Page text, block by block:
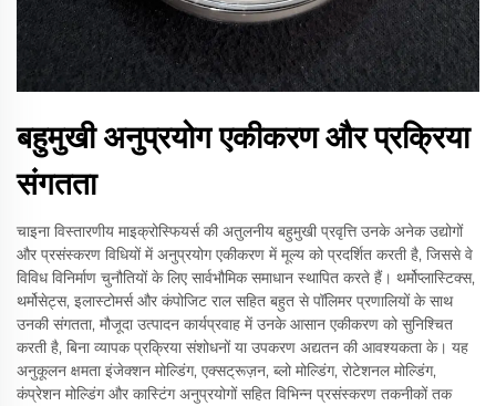
बहुमुखी अनुप्रयोग एकीकरण और प्रक्रिया
संगतता
चाइना विस्तारणीय माइक्रोस्फियर्स की अतुलनीय बहुमुखी प्रवृत्ति उनके अनेक उद्योगों
और प्रसंस्करण विधियों में अनुप्रयोग एकीकरण में मूल्य को प्रदर्शित करती है, जिससे वे
विविध विनिर्माण चुनौतियों के लिए सार्वभौमिक समाधान स्थापित करते हैं। थर्मोप्लास्टिक्स,
थर्मोसेट्स, इलास्टोमर्स और कंपोजिट राल सहित बहुत से पॉलिमर प्रणालियों के साथ
उनकी संगतता, मौजूदा उत्पादन कार्यप्रवाह में उनके आसान एकीकरण को सुनिश्चित
करती है, बिना व्यापक प्रक्रिया संशोधनों या उपकरण अद्यतन की आवश्यकता के। यह
अनुकूलन क्षमता इंजेक्शन मोल्डिंग, एक्सट्रूज़न, ब्लो मोल्डिंग, रोटेशनल मोल्डिंग,
कंप्रेशन मोल्डिंग और कास्टिंग अनुप्रयोगों सहित विभिन्न प्रसंस्करण तकनीकों तक